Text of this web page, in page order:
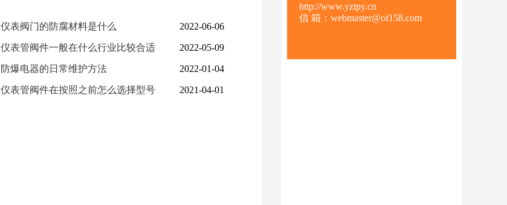
仪表阀门的防腐材料是什么 2022-06-06
仪表管阀件一般在什么行业比较合适 2022-05-09
防爆电器的日常维护方法 2022-01-04
仪表管阀件在按照之前怎么选择型号 2021-04-01
http://www.yztpy.cn
信 箱：webmaster@of158.com